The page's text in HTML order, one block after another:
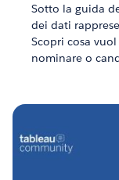
Sotto la guida
dei dati
Scopri cosa
nominare o